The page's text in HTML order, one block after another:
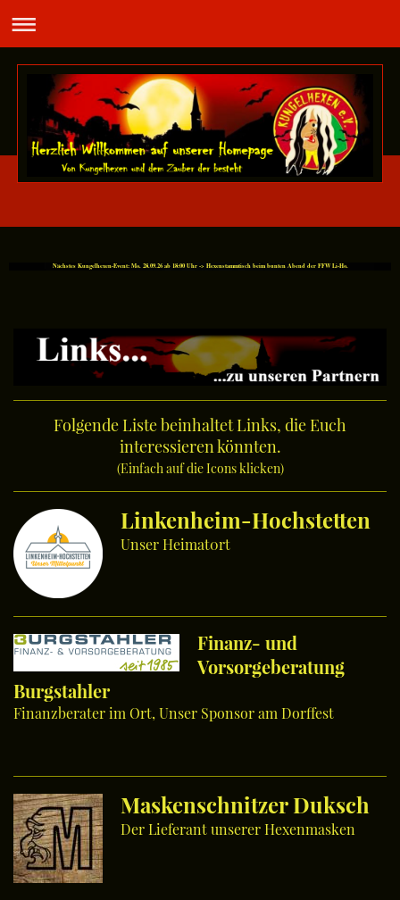
Nächstes Kungelhexen-Event: Mo. 28.09.26 ab 18:00 Uhr -> Hexenstammtisch beim bunten Abend der FFW Li-Ho.
Folgende Liste beinhaltet Links, die Euch
interessieren könnten.
(Einfach auf die Icons klicken)
Linkenheim-Hochstetten
Unser Heimat0rt
Finanz- und
Vorsorgeberatung
Burgstahler
Finanzberater im Ort, Unser Sponsor am Dorffest
Maskenschnitzer Duksch
Der Lieferant unserer Hexenmasken